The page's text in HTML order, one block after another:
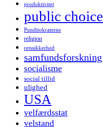
produktivitet
public choice
Punditokraterne
religion
retssikkerhed
samfundsforskning
socialisme
social tillid
ulighed
USA
velfærdsstat
velstand